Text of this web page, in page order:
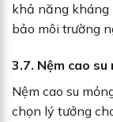
khả năng kháng
bảo môi trường
3.7. Nệm cao
Nệm cao su
chọn lý tưởng